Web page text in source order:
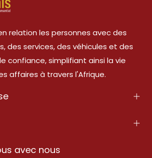
relation les personnes avec des
des services, des véhicules et des
confiance, simplifiant ainsi la vie
affaires à travers l'Afrique.
avec nous